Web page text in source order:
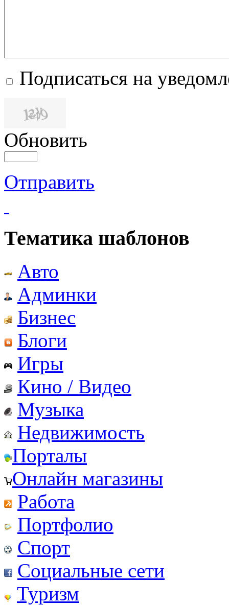
Подписаться на
Обновить
Отправить
Тематика шаблонов
Авто
Админки
Бизнес
Блоги
Игры
Кино / Видео
Музыка
Недвижимость
Порталы
Онлайн магазины
Работа
Портфолио
Спорт
Социальные сети
Туризм